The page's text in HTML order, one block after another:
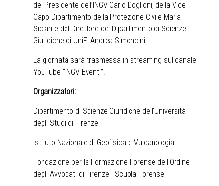
del Presidente dell’INGV Carlo Doglioni, della Vice
Capo Dipartimento della Protezione Civile Maria
Siclari e del Direttore del Dipartimento di Scienze
Giuridiche di UniFi Andrea Simoncini.
La giornata sarà trasmessa in streaming sul canale
YouTube “INGV Eventi”.
Organizzatori:
Dipartimento di Scienze Giuridiche dell'Università
degli Studi di Firenze
Istituto Nazionale di Geofisica e Vulcanologia
Fondazione per la Formazione Forense dell'Ordine
degli Avvocati di Firenze - Scuola Forense